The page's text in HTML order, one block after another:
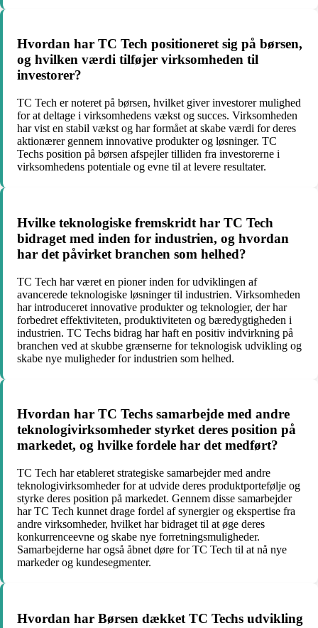
Hvordan har TC Tech positioneret sig på børsen,
og hvilken værdi tilføjer virksomheden til
investorer?
TC Tech er noteret på børsen, hvilket giver investorer mulighed
for at deltage i virksomhedens vækst og succes. Virksomheden
har vist en stabil vækst og har formået at skabe værdi for deres
aktionærer gennem innovative produkter og løsninger. TC
Techs position på børsen afspejler tilliden fra investorerne i
virksomhedens potentiale og evne til at levere resultater.
Hvilke teknologiske fremskridt har TC Tech
bidraget med inden for industrien, og hvordan
har det påvirket branchen som helhed?
TC Tech har været en pioner inden for udviklingen af
avancerede teknologiske løsninger til industrien. Virksomheden
har introduceret innovative produkter og teknologier, der har
forbedret effektiviteten, produktiviteten og bæredygtigheden i
industrien. TC Techs bidrag har haft en positiv indvirkning på
branchen ved at skubbe grænserne for teknologisk udvikling og
skabe nye muligheder for industrien som helhed.
Hvordan har TC Techs samarbejde med andre
teknologivirksomheder styrket deres position på
markedet, og hvilke fordele har det medført?
TC Tech har etableret strategiske samarbejder med andre
teknologivirksomheder for at udvide deres produktportefølje og
styrke deres position på markedet. Gennem disse samarbejder
har TC Tech kunnet drage fordel af synergier og ekspertise fra
andre virksomheder, hvilket har bidraget til at øge deres
konkurrenceevne og skabe nye forretningsmuligheder.
Samarbejderne har også åbnet døre for TC Tech til at nå nye
markeder og kundesegmenter.
Hvordan har Børsen dækket TC Techs udvikling